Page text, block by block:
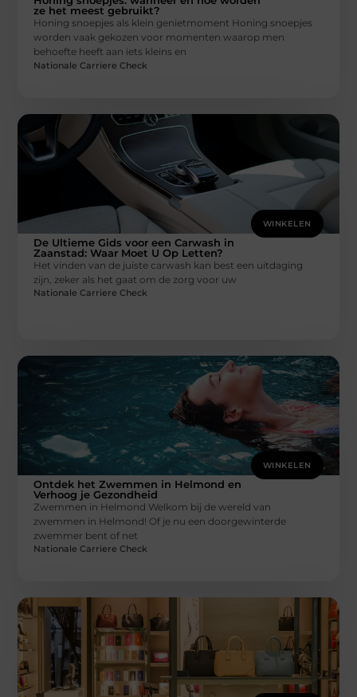
ze het meest gebruikt?
Honing snoepjes als klein genietmoment Honing snoepjes
worden vaak gekozen voor momenten waarop men
behoefte heeft aan iets kleins en
Nationale Carriere Check
WINKELEN
De Ultieme Gids voor een Carwash in
Zaanstad: Waar Moet U Op Letten?
Het vinden van de juiste carwash kan best een uitdaging
zijn, zeker als het gaat om de zorg voor uw
Nationale Carriere Check
WINKELEN
Ontdek het Zwemmen in Helmond en
Verhoog je Gezondheid
Zwemmen in Helmond Welkom bij de wereld van
zwemmen in Helmond! Of je nu een doorgewinterde
zwemmer bent of net
Nationale Carriere Check